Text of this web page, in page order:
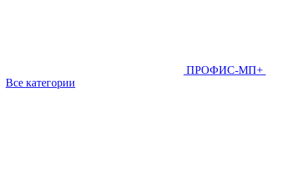
ПРОФИС-МП+
Все категории